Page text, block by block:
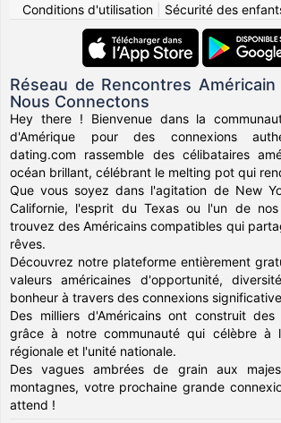
Conditions d'utilisation| Sécurité des
Réseau de Rencontres
Nous Connectons
Hey there ! Bienvenue dans la
d'Amérique pour des connexions
dating.com rassemble des célibataires
océan brillant, célébrant le melting pot qui
Que vous soyez dans l'agitation de New
Californie, l'esprit du Texas ou l'un de
trouvez des Américains compatibles qui
rêves.
Découvrez notre plateforme entièrement
valeurs américaines d'opportunité,
bonheur à travers des connexions
Des milliers d'Américains ont construit des
grâce à notre communauté qui célèbre à
régionale et l'unité nationale.
Des vagues ambrées de grain aux
montagnes, votre prochaine grande
attend !